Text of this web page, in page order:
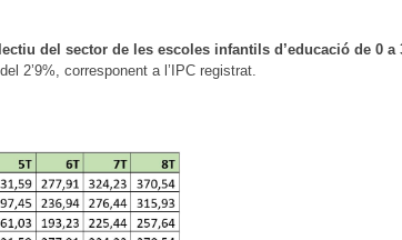
del sector de les escoles infantils d’educació de 0 a
2’9%, corresponent a l’IPC registrat.